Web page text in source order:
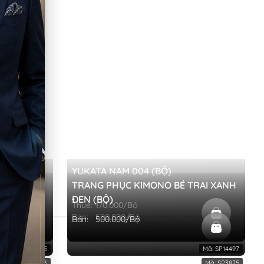
NHẬT
SP14555
YUKATA NAM 004 (BỘ)
Thuê: 170.000/Bộ
Bán:
500.000/Bộ
Mã: SP14497
LÁ
TRANG PHỤC KIMONO BÉ TRAI XANH
ĐEN (BỘ)
Bán: 500.000/Bộ